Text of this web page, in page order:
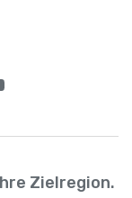
Zielregion.